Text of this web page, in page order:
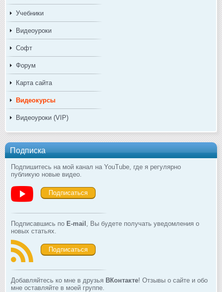
Учебники
Видеоуроки
Софт
Форум
Карта сайта
Видеокурсы
Видеоуроки (VIP)
Подписка
Подпишитесь на мой канал на YouTube, где я регулярно
публикую новые видео.
Подписаться
Подписавшись по E-mail
, Вы будете получать уведомления о
новых статьях.
Подписаться
Добавляйтесь ко мне в друзья ВКонтакте! Отзывы о сайте и обо
мне оставляйте в моей группе.